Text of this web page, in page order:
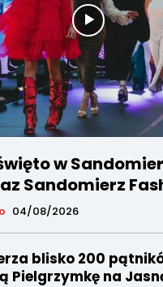
w
Sandomierz
04/08/2026
blisko 200
Pielgrzymkę na